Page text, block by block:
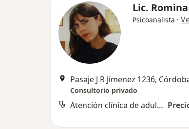
Lic.
Psicoanalista ·
Pasaje J R Jimenez 1236,
Consultorio privado
Atención clínica de adultos